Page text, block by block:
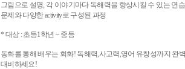
그림으로 설명, 각 이야기마다 독해력을 향상시킬 수 있는 연습
문제와 다양한 activity로 구성된 과정
* 대상 : 초등1학년 ~ 중등
동화를 통해 배우는 회화! 독해력,사고력,영어 유창성까지 완벽
대비하세요!